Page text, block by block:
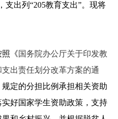
支出列“205教育支出”。现将
照《国务院办公厅关于印发教
出责任划分改革方案的通
规定的分担比例承担相关资助
好国家学生资助政策，支持